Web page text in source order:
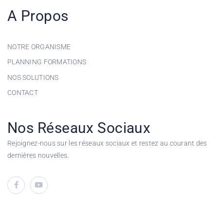
A Propos
NOTRE ORGANISME
PLANNING FORMATIONS
NOS SOLUTIONS
CONTACT
Nos Réseaux Sociaux
Rejoignez-nous sur les réseaux sociaux et restez au courant des
dernières nouvelles.